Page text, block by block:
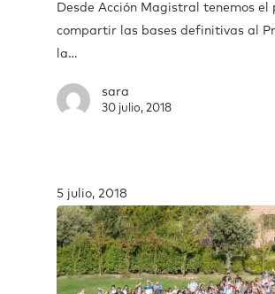
Desde Acción Magistral tenemos el
compartir las bases definitivas al
la…
sara
30 julio, 2018
5 julio, 2018